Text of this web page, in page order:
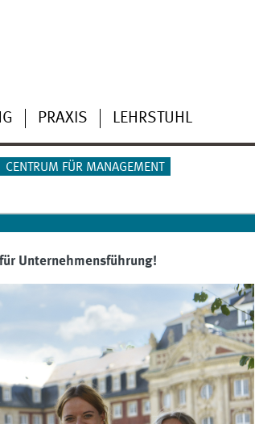
PRAXIS LEHRSTUHL
CENTRUM FÜR MANAGEMENT
Unternehmensführung!